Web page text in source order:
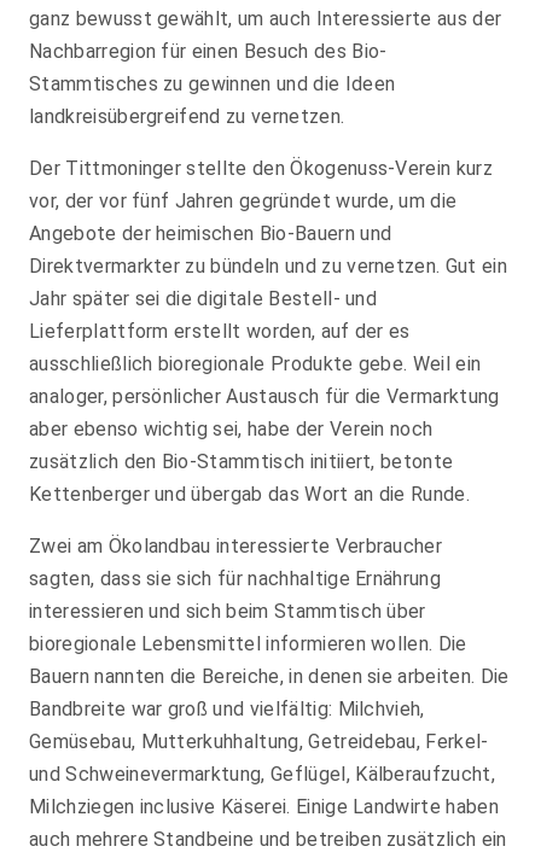
ganz bewusst gewählt, um auch Interessierte aus der
Nachbarregion für einen Besuch des Bio-
Stammtisches zu gewinnen und die Ideen
landkreisübergreifend zu vernetzen.
Der Tittmoninger stellte den Ökogenuss-Verein kurz
vor, der vor fünf Jahren gegründet wurde, um die
Angebote der heimischen Bio-Bauern und
Direktvermarkter zu bündeln und zu vernetzen. Gut ein
Jahr später sei die digitale Bestell- und
Lieferplattform erstellt worden, auf der es
ausschließlich bioregionale Produkte gebe. Weil ein
analoger, persönlicher Austausch für die Vermarktung
aber ebenso wichtig sei, habe der Verein noch
zusätzlich den Bio-Stammtisch initiiert, betonte
Kettenberger und übergab das Wort an die Runde.
Zwei am Ökolandbau interessierte Verbraucher
sagten, dass sie sich für nachhaltige Ernährung
interessieren und sich beim Stammtisch über
bioregionale Lebensmittel informieren wollen. Die
Bauern nannten die Bereiche, in denen sie arbeiten. Die
Bandbreite war groß und vielfältig: Milchvieh,
Gemüsebau, Mutterkuhhaltung, Getreidebau, Ferkel-
und Schweinevermarktung, Geflügel, Kälberaufzucht,
Milchziegen inclusive Käserei. Einige Landwirte haben
auch mehrere Standbeine und betreiben zusätzlich ein